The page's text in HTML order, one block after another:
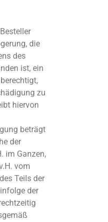
die
des
ist, ein
zu
hiervon
beträgt
der
im Ganzen,
vom
Teils der
der